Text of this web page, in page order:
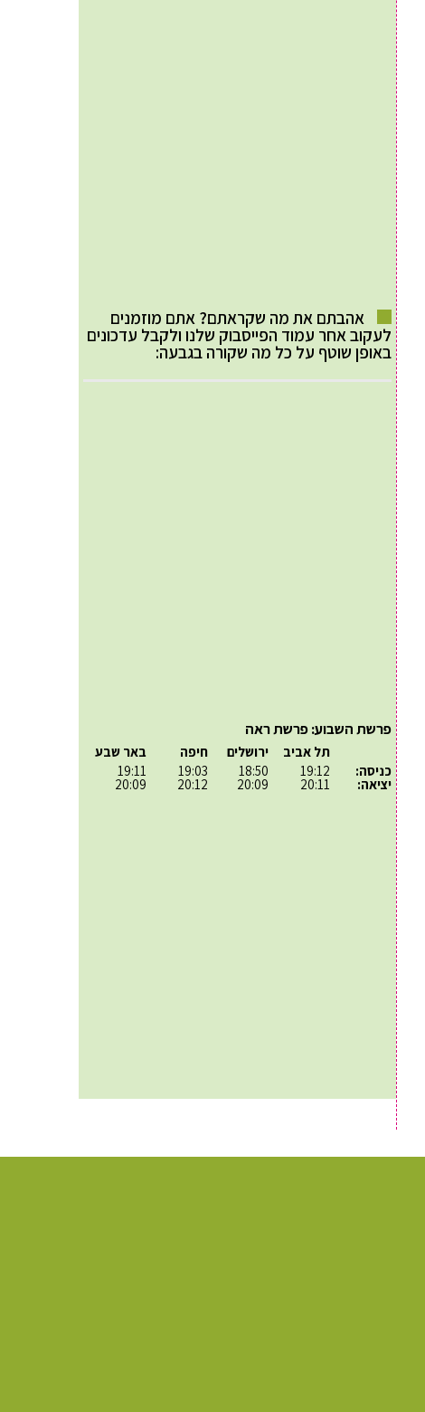
אהבתם את מה שקראתם? אתם מוזמנים
לעקוב אחר עמוד הפייסבוק שלנו ולקבל עדכונים
באופן שוטף על כל מה שקורה בגבעה:
פרשת השבוע: פרשת ראה
כניסה:
יציאה:
תל אביב
19:12
20:11
ירושלים
18:50
20:09
חיפה
19:03
20:12
באר שבע
19:11
20:09